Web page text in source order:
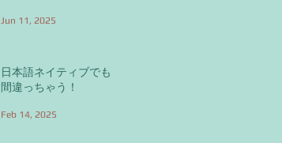
Jun 11, 2025
日本語ネイティブでも
間違っちゃう！
Feb 14, 2025